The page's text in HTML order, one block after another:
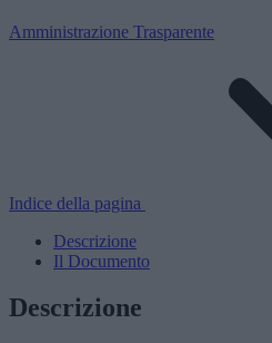
Amministrazione Trasparente
Indice della pagina
Descrizione
Il Documento
Descrizione